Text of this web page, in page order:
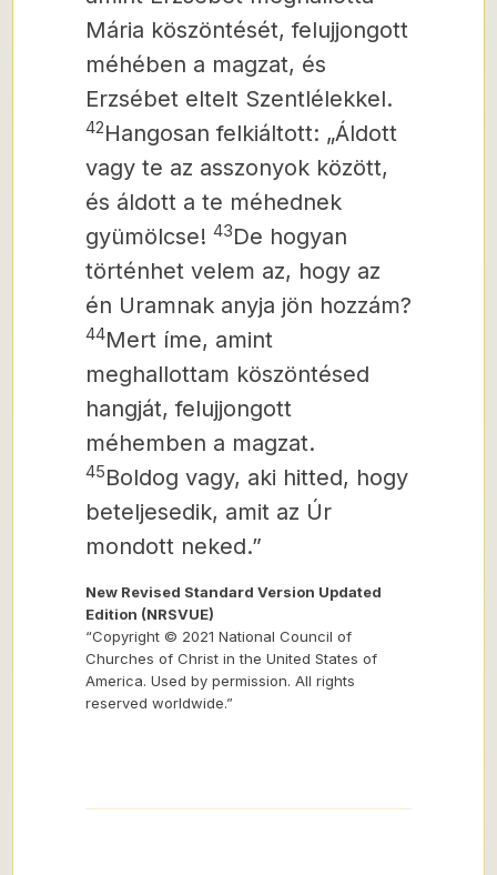
Mária köszöntését, felujjongott
méhében a magzat, és
Erzsébet eltelt Szentlélekkel.
42Hangosan felkiáltott: „Áldott
vagy te az asszonyok között,
és áldott a te méhednek
gyümölcse! 43De hogyan
történhet velem az, hogy az
én Uramnak anyja jön hozzám?
44Mert íme, amint
meghallottam köszöntésed
hangját, felujjongott
méhemben a magzat.
45Boldog vagy, aki hitted, hogy
beteljesedik, amit az Úr
mondott neked.”
New Revised Standard Version Updated
Edition (NRSVUE)
“Copyright © 2021 National Council of
Churches of Christ in the United States of
America. Used by permission. All rights
reserved worldwide.”